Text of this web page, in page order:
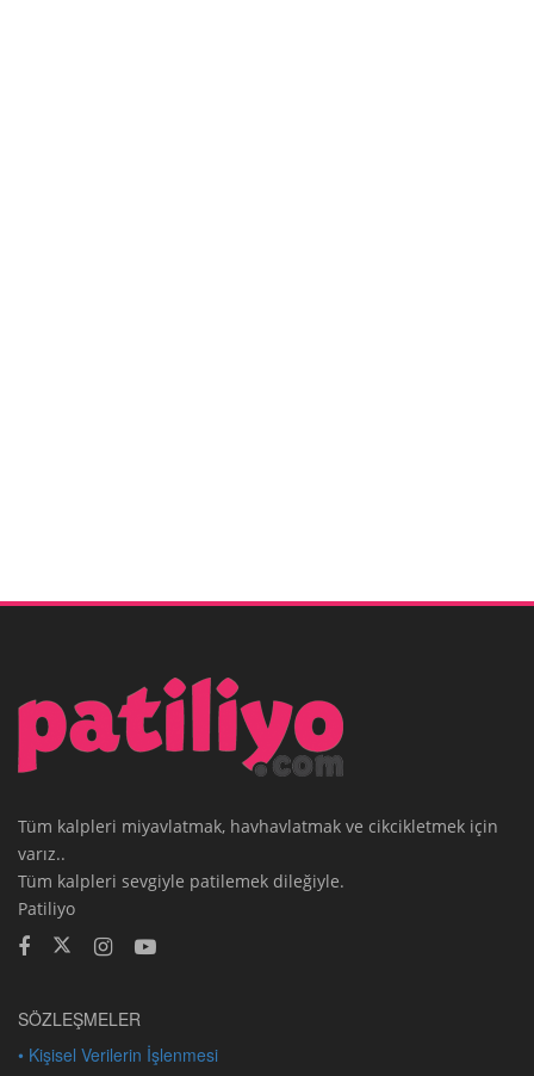
Tüm kalpleri miyavlatmak, havhavlatmak ve cikcikletmek için
varız..
Tüm kalpleri sevgiyle patilemek dileğiyle.
Patiliyo
SÖZLEŞMELER
• Kişisel Verilerin İşlenmesi